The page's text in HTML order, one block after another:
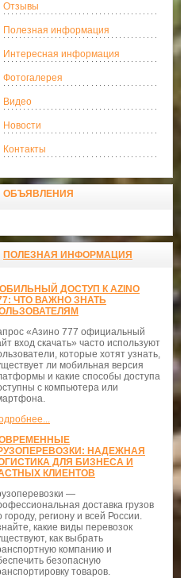
Отзывы
Полезная информация
Интересная информация
Фотогалерея
Видео
Новости
Контакты
ОБЪЯВЛЕНИЯ
ПОЛЕЗНАЯ ИНФОРМАЦИЯ
ДОСТУП К AZINO
ЧТО ВАЖНО ЗНАТЬ
«Азино 777 официальный
вход скачать» часто используют
которые хотят узнать,
ли мобильная версия
и какие способы доступа
с компьютера или
НАДЕЖНАЯ
ДЛЯ БИЗНЕСА И
КЛИЕНТОВ
—
доставка грузов
городу, региону и всей России.
какие виды перевозок
как выбрать
компанию и
безопасную
товаров.